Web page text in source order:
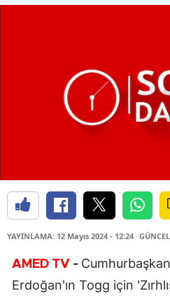
YAYINLAMA: 12 Mayıs 2024 - 12:24
AMED TV -
Erdoğan'ın Togg için